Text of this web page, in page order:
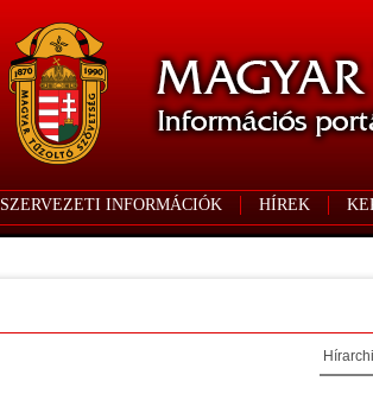
SZERVEZETI INFORMÁCIÓK HÍREK